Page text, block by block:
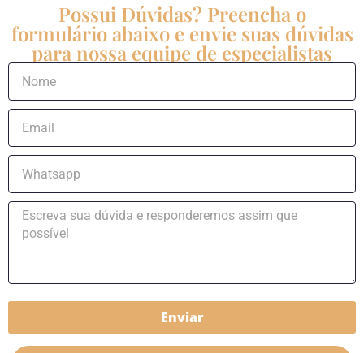
Possui Dúvidas? Preencha o
formulário abaixo e envie suas dúvidas
para nossa equipe de especialistas
Enviar